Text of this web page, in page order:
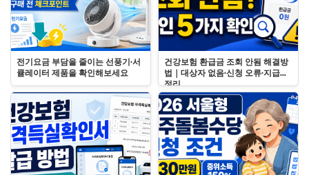
전기요금 부담을 줄이는 선풍기·서
큘레이터 제품을 확인해보세요
건강보험 환급금 조회 안됨 해결방
법｜대상자 없음·신청 오류·지급일
정리